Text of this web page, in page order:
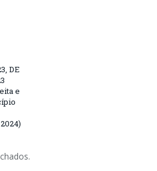
DE
e